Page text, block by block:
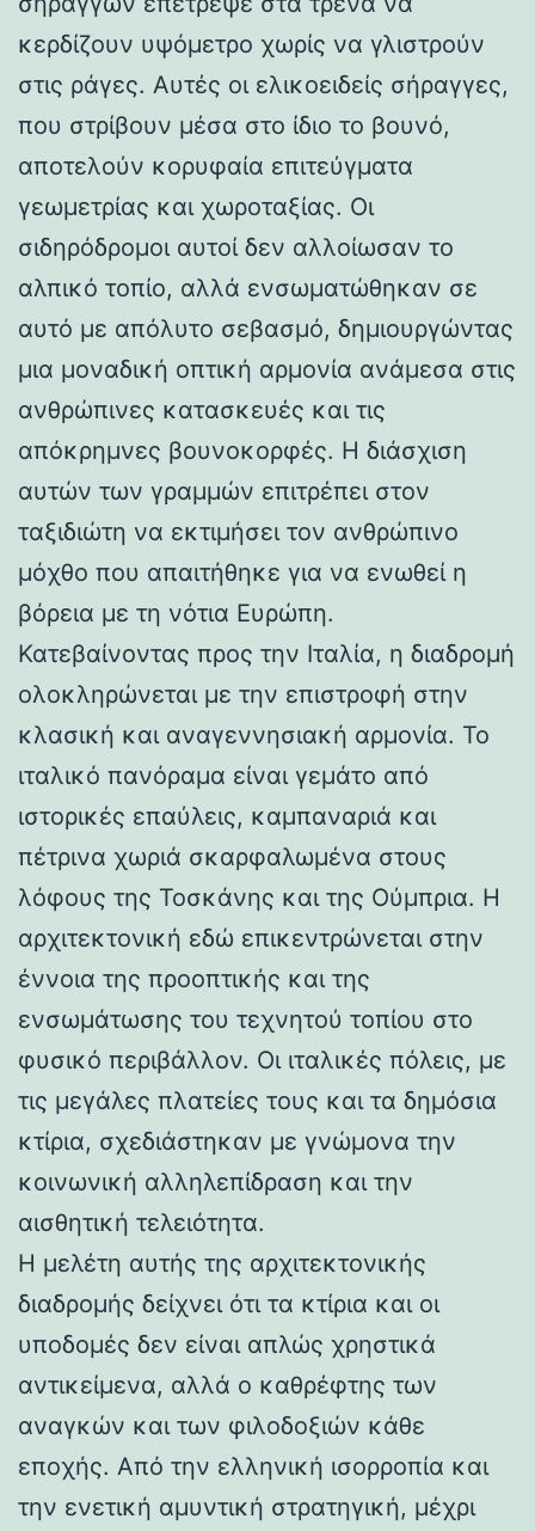
κερδίζουν υψόμετρο χωρίς να γλιστρούν
στις ράγες. Αυτές οι ελικοειδείς σήραγγες,
που στρίβουν μέσα στο ίδιο το βουνό,
αποτελούν κορυφαία επιτεύγματα
γεωμετρίας και χωροταξίας. Οι
σιδηρόδρομοι αυτοί δεν αλλοίωσαν το
αλπικό τοπίο, αλλά ενσωματώθηκαν σε
αυτό με απόλυτο σεβασμό, δημιουργώντας
μια μοναδική οπτική αρμονία ανάμεσα στις
ανθρώπινες κατασκευές και τις
απόκρημνες βουνοκορφές. Η διάσχιση
αυτών των γραμμών επιτρέπει στον
ταξιδιώτη να εκτιμήσει τον ανθρώπινο
μόχθο που απαιτήθηκε για να ενωθεί η
βόρεια με τη νότια Ευρώπη.
Κατεβαίνοντας προς την Ιταλία, η διαδρομή
ολοκληρώνεται με την επιστροφή στην
κλασική και αναγεννησιακή αρμονία. Το
ιταλικό πανόραμα είναι γεμάτο από
ιστορικές επαύλεις, καμπαναριά και
πέτρινα χωριά σκαρφαλωμένα στους
λόφους της Τοσκάνης και της Ούμπρια. Η
αρχιτεκτονική εδώ επικεντρώνεται στην
έννοια της προοπτικής και της
ενσωμάτωσης του τεχνητού τοπίου στο
φυσικό περιβάλλον. Οι ιταλικές πόλεις, με
τις μεγάλες πλατείες τους και τα δημόσια
κτίρια, σχεδιάστηκαν με γνώμονα την
κοινωνική αλληλεπίδραση και την
αισθητική τελειότητα.
Η μελέτη αυτής της αρχιτεκτονικής
διαδρομής δείχνει ότι τα κτίρια και οι
υποδομές δεν είναι απλώς χρηστικά
αντικείμενα, αλλά ο καθρέφτης των
αναγκών και των φιλοδοξιών κάθε
εποχής. Από την ελληνική ισορροπία και
την ενετική αμυντική στρατηγική, μέχρι